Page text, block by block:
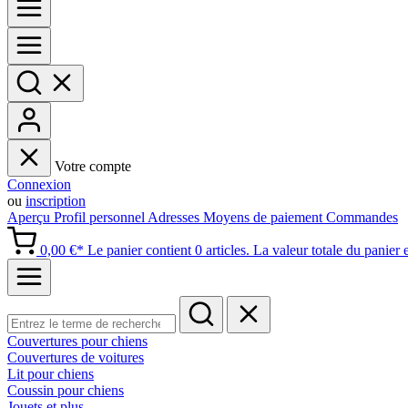
Votre compte
Connexion
ou inscription
Aperçu Profil personnel Adresses Moyens de paiement Commandes
0,00 €* Le panier contient 0 articles. La valeur totale du panier
Couvertures pour chiens
Couvertures de voitures
Lit pour chiens
Coussin pour chiens